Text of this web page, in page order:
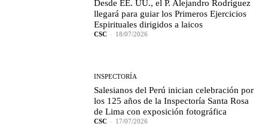
Desde EE. UU., el P. Alejandro Rodríguez
llegará para guiar los Primeros Ejercicios
Espirituales dirigidos a laicos
CSC - 18/07/2026
INSPECTORÍA
Salesianos del Perú inician celebración por
los 125 años de la Inspectoría Santa Rosa
de Lima con exposición fotográfica
CSC - 17/07/2026